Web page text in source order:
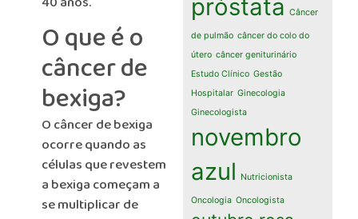
O que é o
câncer de
bexiga?
O câncer de bexiga
ocorre quando as
células que revestem
a bexiga começam a
se multiplicar de
próstata Câncer
de pulmão câncer do colo do
útero câncer geniturinário
Estudo Clínico Gestão
Hospitalar Ginecologia
Ginecologista
novembro
azul
Nutricionista
Oncologia Oncologista